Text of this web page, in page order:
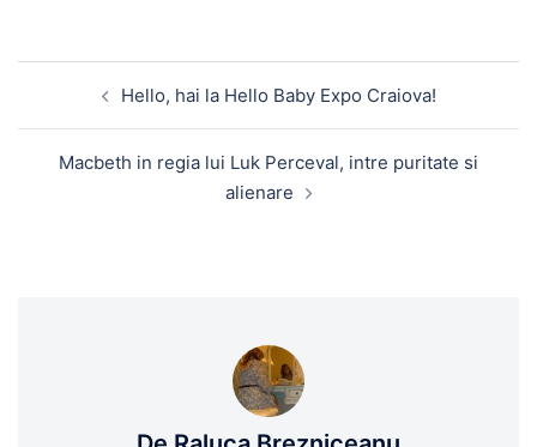
articole
Hello, hai la Hello Baby Expo Craiova!
Macbeth in regia lui Luk Perceval, intre puritate si
alienare